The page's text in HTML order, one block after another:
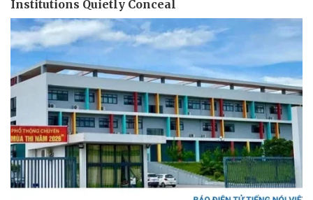
Pháp luật
Vụ án
Tin nóng
Tư vấn luật
Quân sự - Quốc phòng
Việt Nam
Phân tích